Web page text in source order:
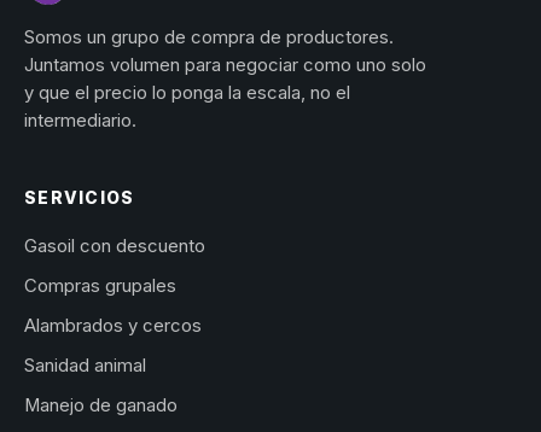
Somos un grupo de compra de productores.
Juntamos volumen para negociar como uno solo
y que el precio lo ponga la escala, no el
intermediario.
SERVICIOS
Gasoil con descuento
Compras grupales
Alambrados y cercos
Sanidad animal
Manejo de ganado